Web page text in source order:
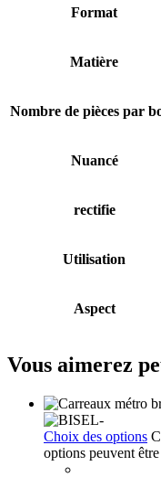
Format
Matière
Nombre de pièces par
Nuancé
rectifie
Utilisation
Aspect
Vous aimerez
Choix des options
options peuvent